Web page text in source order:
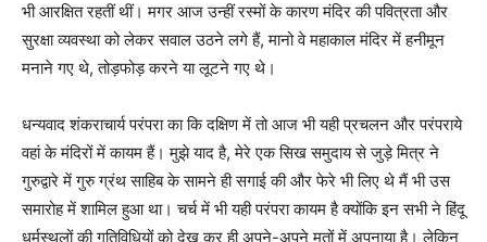
भी आरक्षित रहतीं थीं। मगर आज उन्हीं रस्मों के कारण मंदिर की पवित्रता और
सुरक्षा व्यवस्था को लेकर सवाल उठने लगे हैं, मानो वे महाकाल मंदिर में हनीमून
मनाने गए थे, तोड़फोड़ करने या लूटने गए थे।
धन्यवाद शंकराचार्य परंपरा का कि दक्षिण में तो आज भी यही प्रचलन और परंपराये
वहां के मंदिरों में कायम हैं। मुझे याद है, मेरे एक सिख समुदाय से जुड़े मित्र ने
गुरुद्वारे में गुरु ग्रंथ साहिब के सामने ही सगाई की और फेरे भी लिए थे मैं भी उस
समारोह में शामिल हुआ था। चर्च में भी यही परंपरा कायम है क्योंकि इन सभी ने हिंदू
धर्मस्थलों की गतिविधियों को देख कर ही अपने-अपने मतों में अपनाया है। लेकिन